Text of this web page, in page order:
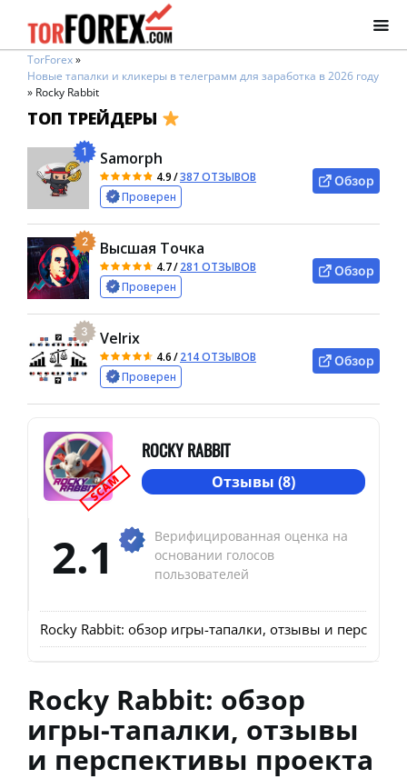
TorForex»
Новые тапалки и кликеры в телеграмм для заработка в 2026 году
» Rocky Rabbit
ТОП ТРЕЙДЕРЫ
1 Samorph
4.9/387 ОТЗЫВОВ
Проверен
Обзор
2 Высшая Точка
4.7/281 ОТЗЫВОВ
Проверен
Обзор
3 Velrix
4.6/214 ОТЗЫВОВ
Проверен
Обзор
SCAM
ROCKY RABBIT
Отзывы (8)
2.1
Верифицированная оценка на
основании голосов
пользователей
Rocky Rabbit: обзор игры-тапалки, отзывы и
Rocky Rabbit: обзор
игры-тапалки, отзывы
и перспективы проекта